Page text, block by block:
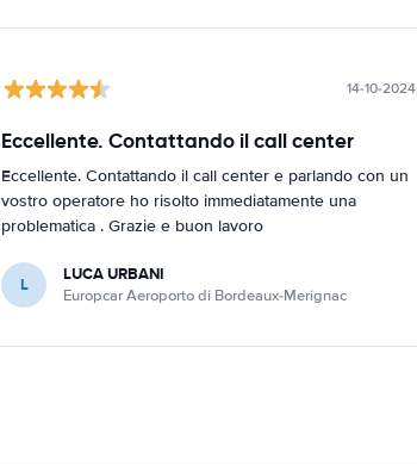
14-10-2024
Eccellente. Contattando il call center
Eccellente. Contattando il call center e parlando con un
vostro operatore ho risolto immediatamente una
problematica . Grazie e buon lavoro
L LUCA URBANI
Europcar Aeroporto di Bordeaux-Merignac